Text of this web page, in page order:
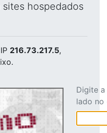
hospedados
216.73.217.5,
Digite
lado no